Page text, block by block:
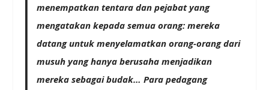
menempatkan tentara dan pejabat yang
mengatakan kepada semua orang: mereka
datang untuk menyelamatkan orang-orang dari
musuh yang hanya berusaha menjadikan
mereka sebagai budak… Para pedagang